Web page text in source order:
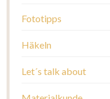
Fototipps
Häkeln
Let´s talk about